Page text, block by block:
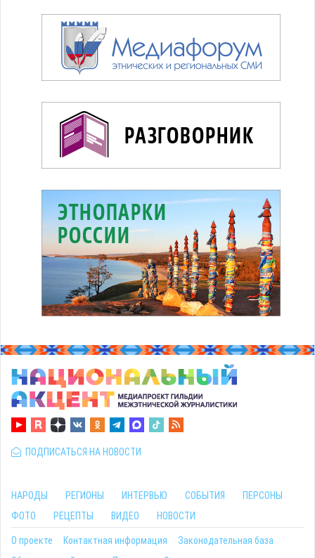
ПОДПИСАТЬСЯ НА НОВОСТИ
НАРОДЫ РЕГИОНЫ ИНТЕРВЬЮ СОБЫТИЯ
ПЕРСОНЫ
ФОТО
РЕЦЕПТЫ ВИДЕО НОВОСТИ
О проекте Контактная информация
Законодательная база